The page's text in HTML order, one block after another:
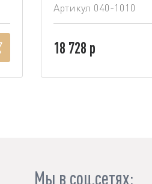
Артикул 040-1010
18 728 р
Мы в соц.сетях: